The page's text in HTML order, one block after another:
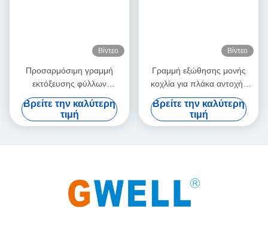
Βίντεο
Προσαρμόσιμη γραμμή
εκτόξευσης φύλλων
PC/PMMA, υψηλής
διαφάνειας με μονή βίδα
Βρείτε την καλύτερη
τιμή
Βίντεο
Γραμμή εξώθησης μονής
κοχλία για πλάκα αντοχής
PC, φύλλο PMMA, γραμμή
παραγωγής διαφανούς
οπτικού φύλλου PC
Βρείτε την καλύτερη
τιμή